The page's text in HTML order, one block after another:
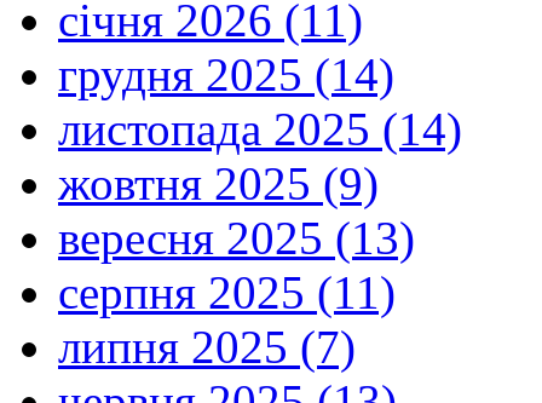
січня 2026 (11)
грудня 2025 (14)
листопада 2025 (14)
жовтня 2025 (9)
вересня 2025 (13)
серпня 2025 (11)
липня 2025 (7)